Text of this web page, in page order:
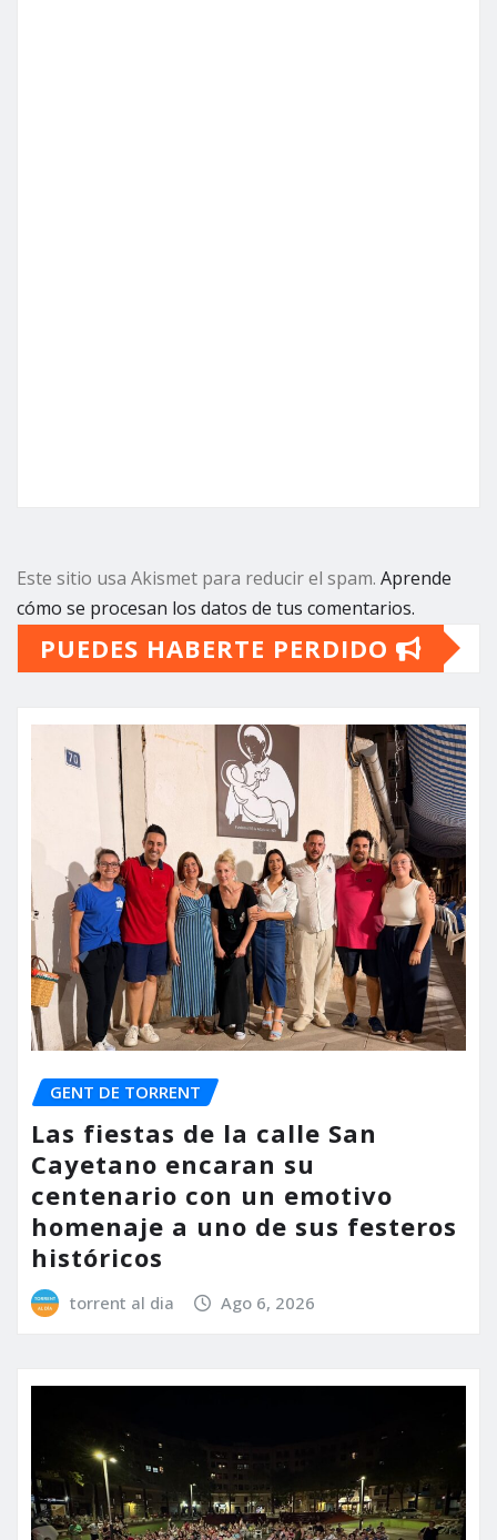
Este sitio usa Akismet para reducir el spam. Aprende
cómo se procesan los datos de tus comentarios.
PUEDES HABERTE PERDIDO
GENT DE TORRENT
Las fiestas de la calle San
Cayetano encaran su
centenario con un emotivo
homenaje a uno de sus festeros
históricos
torrent al dia Ago 6, 2026